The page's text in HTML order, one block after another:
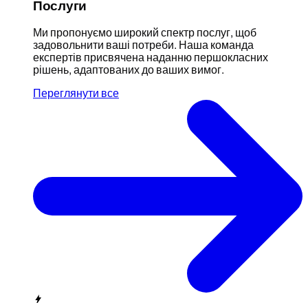
Послуги
Ми пропонуємо широкий спектр послуг, щоб
задовольнити ваші потреби. Наша команда
експертів присвячена наданню першокласних
рішень, адаптованих до ваших вимог.
Переглянути все